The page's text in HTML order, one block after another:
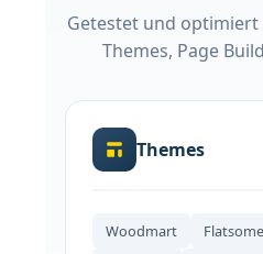
Getestet und
Themes, Page
Themes
Woodmart Flatsome